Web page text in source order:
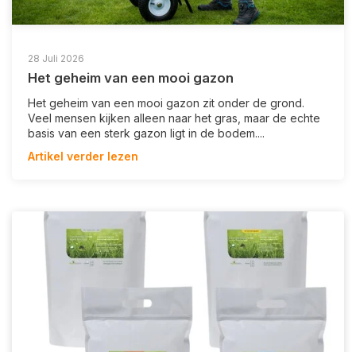
28 Juli 2026
Het geheim van een mooi gazon
Het geheim van een mooi gazon zit onder de grond.
Veel mensen kijken alleen naar het gras, maar de echte
basis van een sterk gazon ligt in de bodem....
Artikel verder lezen